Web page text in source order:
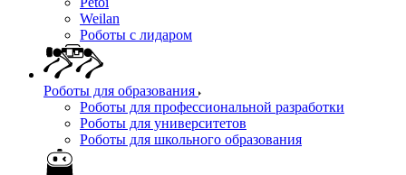
Weilan
Роботы с лидаром
Роботы для образования
Роботы для профессиональной разработки
Роботы для университетов
Роботы для школьного образования